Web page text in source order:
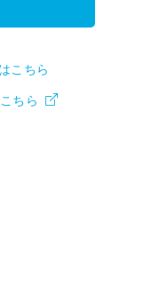
こちら
ちら